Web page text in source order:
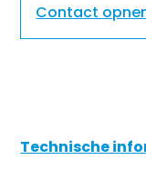
Contact
Technische